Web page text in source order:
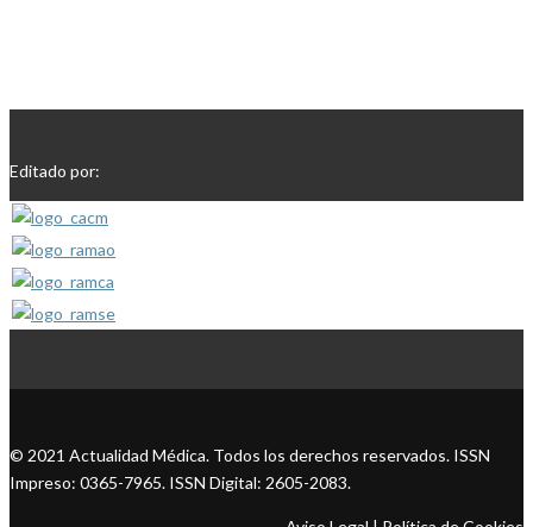
Editado por:
© 2021 Actualidad Médica. Todos los derechos reservados. ISSN
Impreso: 0365-7965. ISSN Digital: 2605-2083.